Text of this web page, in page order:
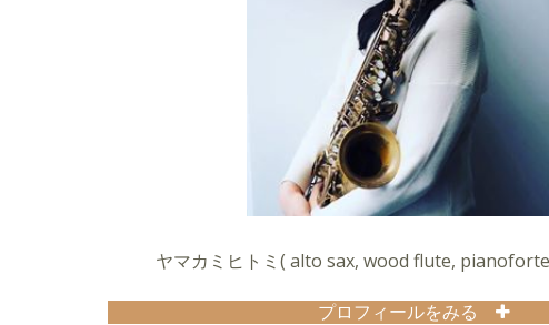
ヤマカミヒトミ( alto sax, wood flute,
プロフィールをみる